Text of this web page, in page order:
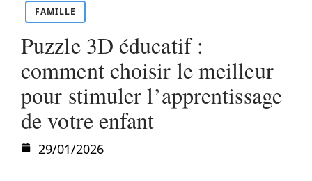
FAMILLE
Puzzle 3D éducatif :
comment choisir le meilleur
pour stimuler l’apprentissage
de votre enfant
29/01/2026